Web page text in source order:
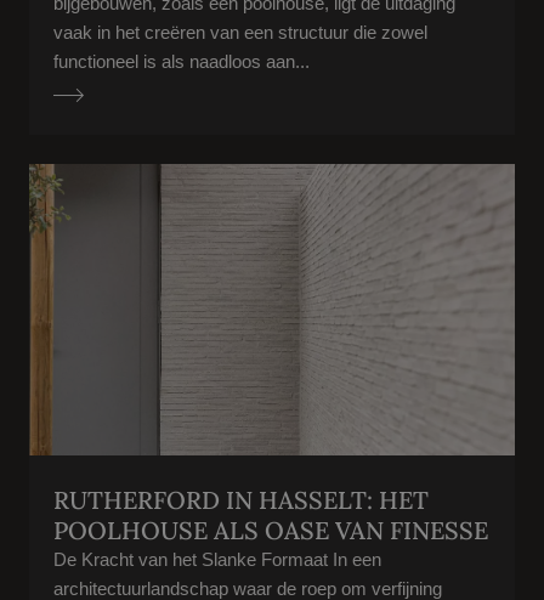
vaak in het creëren van een structuur die zowel
functioneel is als naadloos aan...
RUTHERFORD IN HASSELT: HET
POOLHOUSE ALS OASE VAN FINESSE
De Kracht van het Slanke Formaat In een
architectuurlandschap waar de roep om verfijning